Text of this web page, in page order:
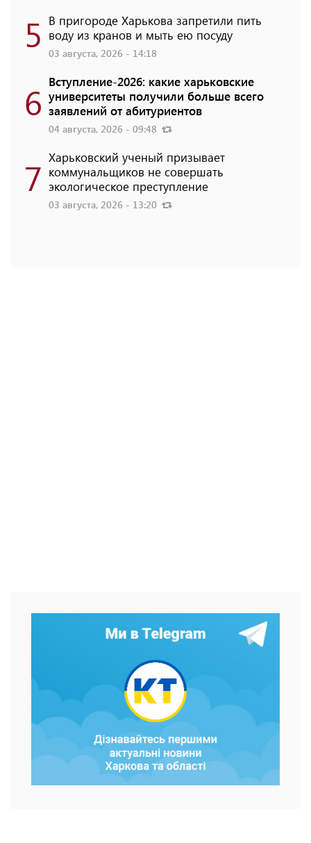
5 В пригороде Харькова запретили пить
воду из кранов и мыть ею посуду
03 августа, 2026 - 14:18
6 Вступление-2026: какие харьковские
университеты получили больше всего
заявлений от абитуриентов
04 августа, 2026 - 09:48
7 Харьковский ученый призывает
коммунальщиков не совершать
экологическое преступление
03 августа, 2026 - 13:20